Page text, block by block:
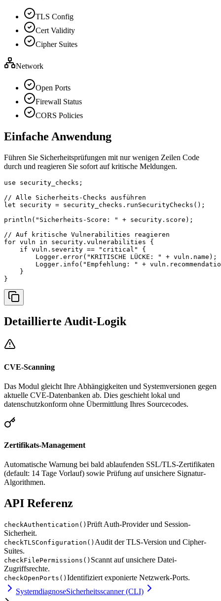
TLS Config
Cert Validity
Cipher Suites
Network
Open Ports
Firewall Status
CORS Policies
Einfache Anwendung
Führen Sie Sicherheitsprüfungen mit nur wenigen Zeilen Code
durch und reagieren Sie sofort auf kritische Meldungen.
use security_checks;
// Alle Sicherheits-Checks ausführen
let security = security_checks.runSecurityChecks();
println("Sicherheits-Score: " + security.score);
// Auf kritische Vulnerabilities reagieren
for vuln in security.vulnerabilities {
    if vuln.severity == "critical" {
        Logger.error("KRITISCHE LÜCKE: " + vuln.name);
Logger.info("Empfehlung: " +
    }
}
Detaillierte Audit-Logik
CVE-Scanning
Das Modul gleicht Ihre Abhängigkeiten und Systemversionen gegen
aktuelle CVE-Datenbanken ab. Dies geschieht lokal und
datenschutzkonform ohne Übermittlung Ihres Sourcecodes.
Zertifikats-Management
Automatische Warnung bei bald ablaufenden SSL/TLS-Zertifikaten
(default: 14 Tage Vorlauf) sowie Prüfung auf unsichere Signatur-
Algorithmen.
API Referenz
checkAuthentication() Prüft Auth-Provider und Session-
Sicherheit.
checkTLSConfiguration() Audit der TLS-Version und Cipher-
Suites.
checkFilePermissions() Scannt auf unsichere Datei-
Zugriffsrechte.
checkOpenPorts() Identifiziert exponierte Netzwerk-Ports.
SystemdiagnoseSicherheitsscanner (CLI)